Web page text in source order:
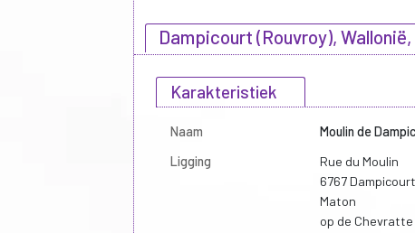
Dampicourt (Rouvroy),
Karakteristiek
Naam
Moulin de
Ligging
Rue du Moulin
6767
Maton
op de Chevratte